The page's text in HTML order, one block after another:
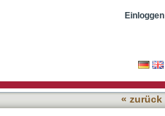
of Empire and
Einloggen
« zurück